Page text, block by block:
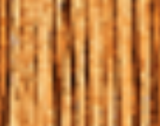
TAMBÉM FAZ
À SAÚDE